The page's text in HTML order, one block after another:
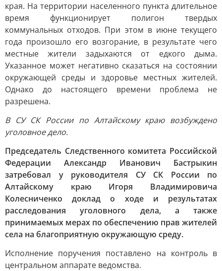
края. На территории населенного пункта длительное
время функционирует полигон твердых
коммунальных отходов. При этом в июне текущего
года произошло его возгорание, в результате чего
местные жители задыхаются от едкого дыма.
Указанное может негативно сказаться на состоянии
окружающей среды и здоровье местных жителей.
Однако до настоящего времени проблема не
разрешена.
В СУ СК России по Алтайскому краю возбуждено
уголовное дело.
Председатель Следственного комитета Российской
Федерации Александр Иванович Бастрыкин
затребовал у руководителя СУ СК России по
Алтайскому краю Игоря Владимировича
Колесниченко доклад о ходе и результатах
расследования уголовного дела, а также
принимаемых мерах по обеспечению прав жителей
села на благоприятную окружающую среду.
Исполнение поручения поставлено на контроль в
центральном аппарате ведомства.